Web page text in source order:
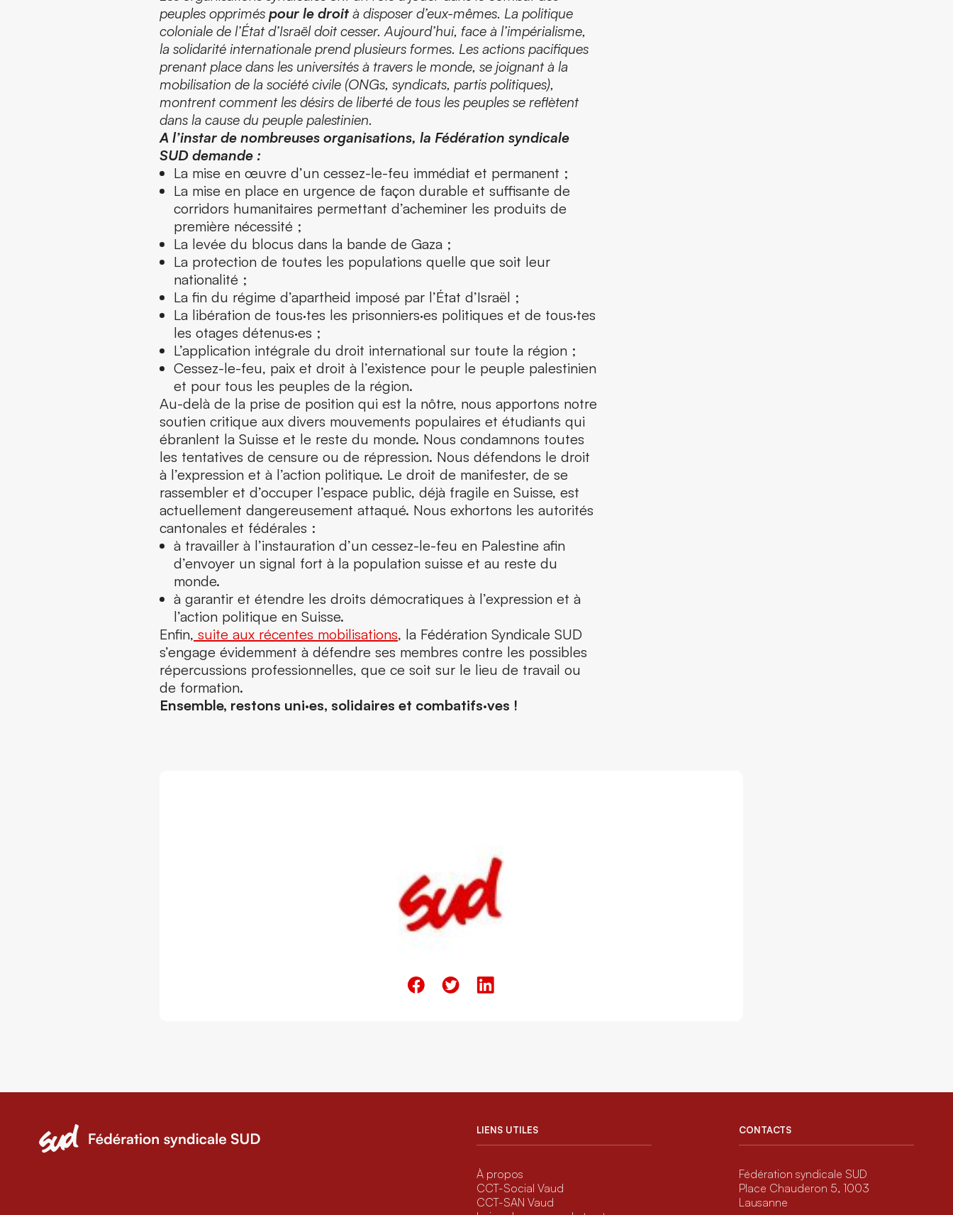
peuples opprimés pour le droit à disposer d’eux-mêmes. La politique
coloniale de l’État d’Israël doit cesser. Aujourd’hui, face à l’impérialisme,
la solidarité internationale prend plusieurs formes. Les actions pacifiques
prenant place dans les universités à travers le monde, se joignant à la
mobilisation de la société civile (ONGs, syndicats, partis politiques),
montrent comment les désirs de liberté de tous les peuples se reflètent
dans la cause du peuple palestinien.
A l’instar de nombreuses organisations, la Fédération syndicale
SUD demande :
La mise en œuvre d’un cessez-le-feu immédiat et permanent ;
La mise en place en urgence de façon durable et suffisante de
corridors humanitaires permettant d’acheminer les produits de
première nécessité ;
La levée du blocus dans la bande de Gaza ;
La protection de toutes les populations quelle que soit leur
nationalité ;
La fin du régime d’apartheid imposé par l’État d’Israël ;
La libération de tous·tes les prisonniers·es politiques et de tous·tes
les otages détenus·es ;
L’application intégrale du droit international sur toute la région ;
Cessez-le-feu, paix et droit à l’existence pour le peuple palestinien
et pour tous les peuples de la région.
Au-delà de la prise de position qui est la nôtre, nous apportons notre
soutien critique aux divers mouvements populaires et étudiants qui
ébranlent la Suisse et le reste du monde. Nous condamnons toutes
les tentatives de censure ou de répression. Nous défendons le droit
à l’expression et à l’action politique. Le droit de manifester, de se
rassembler et d’occuper l’espace public, déjà fragile en Suisse, est
actuellement dangereusement attaqué. Nous exhortons les autorités
cantonales et fédérales :
à travailler à l’instauration d’un cessez-le-feu en Palestine afin
d’envoyer un signal fort à la population suisse et au reste du
monde.
à garantir et étendre les droits démocratiques à l’expression et à
l’action politique en Suisse.
Enfin, suite aux récentes mobilisations, la Fédération Syndicale SUD
s’engage évidemment à défendre ses membres contre les possibles
répercussions professionnelles, que ce soit sur le lieu de travail ou
de formation.
Ensemble, restons uni·es, solidaires et combatifs·ves !
LIENS UTILES
À propos
CCT-Social Vaud
CCT-SAN Vaud
CONTACTS
Fédération syndicale SUD
Place Chauderon 5, 1003
Lausanne